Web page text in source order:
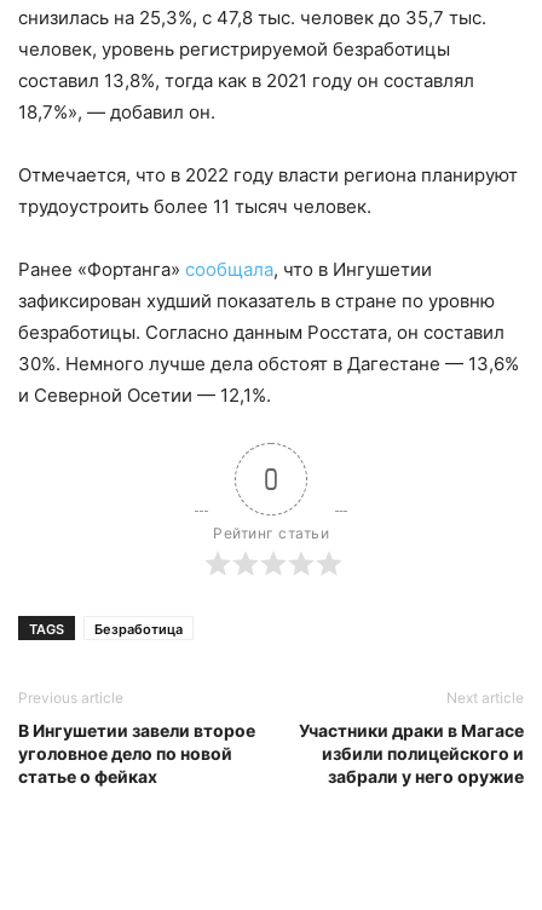
снизилась на 25,3%, с 47,8 тыс. человек до 35,7 тыс.
человек, уровень регистрируемой безработицы
составил 13,8%, тогда как в 2021 году он составлял
18,7%», — добавил он.
Отмечается, что в 2022 году власти региона планируют
трудоустроить более 11 тысяч человек.
Ранее «Фортанга» сообщала, что в Ингушетии
зафиксирован худший показатель в стране по уровню
безработицы. Согласно данным Росстата, он составил
30%. Немного лучше дела обстоят в Дагестане — 13,6%
и Северной Осетии — 12,1%.
0
Рейтинг статьи
TAGS Безработица
Previous article
В Ингушетии завели второе
уголовное дело по новой
статье о фейках
Next article
Участники драки в Магасе
избили полицейского и
забрали у него оружие